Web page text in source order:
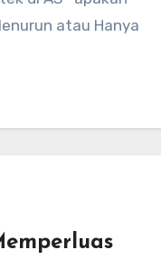
atau Hanya